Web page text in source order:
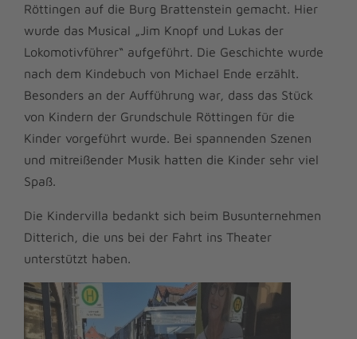
Röttingen auf die Burg Brattenstein gemacht. Hier
wurde das Musical „Jim Knopf und Lukas der
Lokomotivführer“ aufgeführt. Die Geschichte wurde
nach dem Kindebuch von Michael Ende erzählt.
Besonders an der Aufführung war, dass das Stück
von Kindern der Grundschule Röttingen für die
Kinder vorgeführt wurde. Bei spannenden Szenen
und mitreißender Musik hatten die Kinder sehr viel
Spaß.
Die Kindervilla bedankt sich beim Busunternehmen
Ditterich, die uns bei der Fahrt ins Theater
unterstützt haben.